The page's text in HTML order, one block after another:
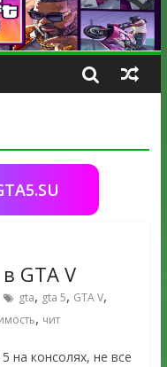
GTA V
gta, gta 5, GTA V,
, чит
на консолях, не все